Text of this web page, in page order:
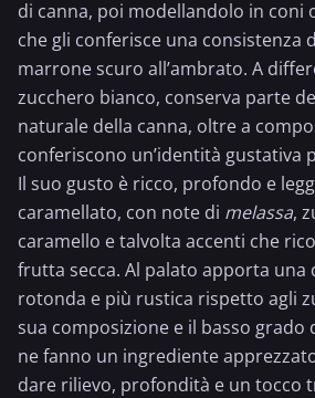
di canna, poi modellandolo in coni
che gli conferisce una consistenza
marrone scuro all’ambrato. A
zucchero bianco, conserva parte
naturale della canna, oltre a
conferiscono un’identità gustativa
Il suo gusto è ricco, profondo e
caramellato, con note di melassa,
caramello e talvolta accenti che
frutta secca. Al palato apporta una
rotonda e più rustica rispetto agli
sua composizione e il basso
ne fanno un ingrediente
dare rilievo, profondità e un tocco